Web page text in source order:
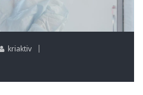
kriaktiv